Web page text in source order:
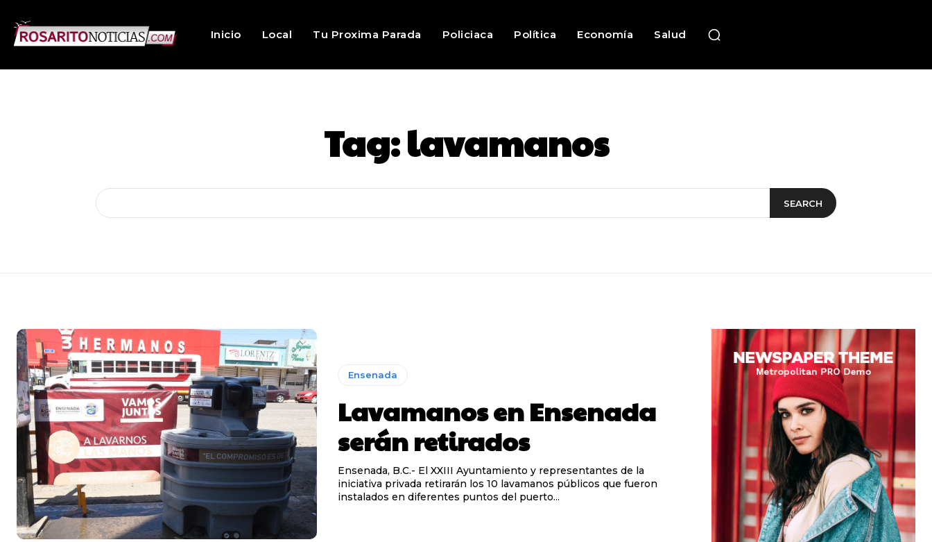
Inicio Local Tu Proxima Parada Policiaca Política Economía Salud
Tag:lavamanos
SEARCH
Ensenada
Lavamanos en Ensenada
serán retirados
Ensenada, B.C.- El XXIII Ayuntamiento y representantes de la
iniciativa privada retirarán los 10 lavamanos públicos que fueron
instalados en diferentes puntos del puerto...